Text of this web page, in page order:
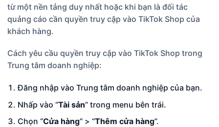
từ một nền tảng duy nhất hoặc khi bạn là đối tác
quảng cáo cần quyền truy cập vào TikTok Shop của
khách hàng.
Cách yêu cầu quyền truy cập vào TikTok Shop trong
Trung tâm doanh nghiệp:
Đăng nhập vào Trung tâm doanh nghiệp của bạn.
Nhấp vào “Tài sản” trong menu bên trái.
Chọn “Cửa hàng” > “Thêm cửa hàng”.